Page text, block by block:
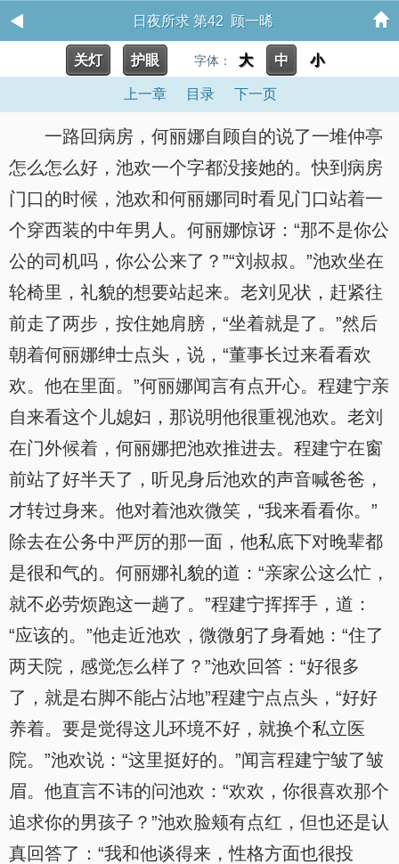
日夜所求 第42 顾一晞
关灯 护眼 字体： 大 中 小
上一章 目录 下一页
一路回病房，何丽娜自顾自的说了一堆仲亭
怎么怎么好，池欢一个字都没接她的。快到病房
门口的时候，池欢和何丽娜同时看见门口站着一
个穿西装的中年男人。何丽娜惊讶：“那不是你公
公的司机吗，你公公来了？”“刘叔叔。”池欢坐在
轮椅里，礼貌的想要站起来。老刘见状，赶紧往
前走了两步，按住她肩膀，“坐着就是了。”然后
朝着何丽娜绅士点头，说，“董事长过来看看欢
欢。他在里面。”何丽娜闻言有点开心。程建宁亲
自来看这个儿媳妇，那说明他很重视池欢。老刘
在门外候着，何丽娜把池欢推进去。程建宁在窗
前站了好半天了，听见身后池欢的声音喊爸爸，
才转过身来。他对着池欢微笑，“我来看看你。”
除去在公务中严厉的那一面，他私底下对晚辈都
是很和气的。何丽娜礼貌的道：“亲家公这么忙，
就不必劳烦跑这一趟了。”程建宁挥挥手，道：
“应该的。”他走近池欢，微微躬了身看她：“住了
两天院，感觉怎么样了？”池欢回答：“好很多
了，就是右脚不能占沾地”程建宁点点头，“好好
养着。要是觉得这儿环境不好，就换个私立医
院。”池欢说：“这里挺好的。”闻言程建宁皱了皱
眉。他直言不讳的问池欢：“欢欢，你很喜欢那个
追求你的男孩子？”池欢脸颊有点红，但也还是认
真回答了：“我和他谈得来，性格方面也很投